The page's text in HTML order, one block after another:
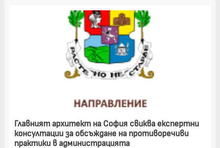
Главният архитект на София свиква експертни
консултации за обсъждане на противоречиви
практики в администрацията